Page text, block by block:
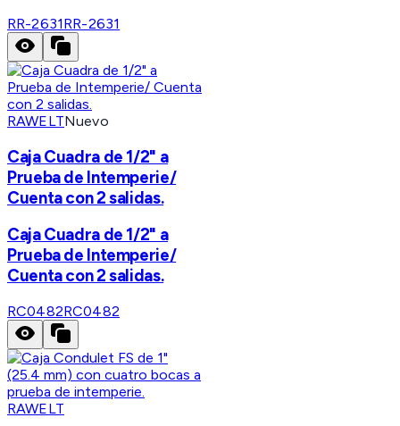
RR-2631RR-2631
RAWELTNuevo
Caja Cuadra de 1/2" a
Prueba de Intemperie/
Cuenta con 2 salidas.
Caja Cuadra de 1/2" a
Prueba de Intemperie/
Cuenta con 2 salidas.
RC0482RC0482
RAWELT